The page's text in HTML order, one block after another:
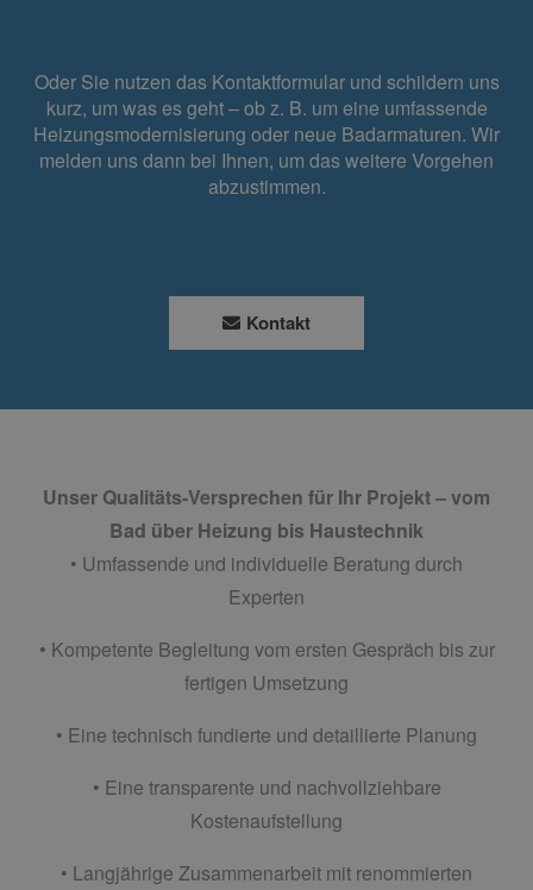
Oder Sie nutzen das Kontaktformular und schildern uns
kurz, um was es geht – ob z. B. um eine umfassende
Heizungsmodernisierung oder neue Badarmaturen. Wir
melden uns dann bei Ihnen, um das weitere Vorgehen
abzustimmen.
Kontakt
Unser Qualitäts-Versprechen für Ihr Projekt – vom
Bad über Heizung bis Haustechnik
• Umfassende und individuelle Beratung durch
Experten
• Kompetente Begleitung vom ersten Gespräch bis zur
fertigen Umsetzung
• Eine technisch fundierte und detaillierte Planung
• Eine transparente und nachvollziehbare
Kostenaufstellung
• Langjährige Zusammenarbeit mit renommierten